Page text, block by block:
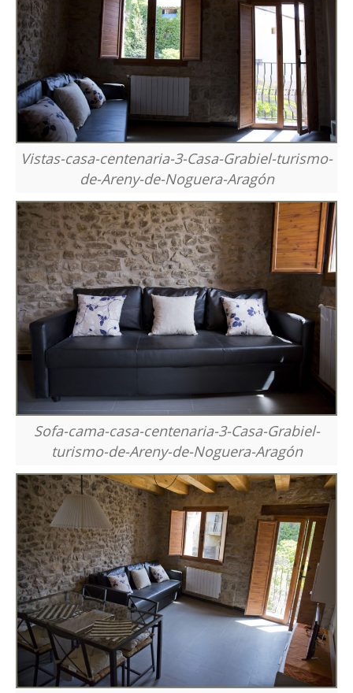
Vistas-casa-centenaria-3-Casa-Grabiel-turismo-
de-Areny-de-Noguera-Aragón
Sofa-cama-casa-centenaria-3-Casa-Grabiel-
turismo-de-Areny-de-Noguera-Aragón